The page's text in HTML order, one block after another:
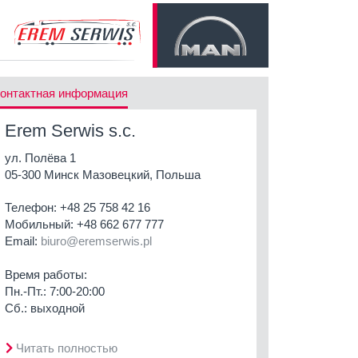
информация
Erem Serwis s.c.
ул. Полёва 1
05-300 Минск Мазовецкий, Польша
Телефон: +48 25 758 42 16
Мобильный: +48 662 677 777
Email: biuro@eremserwis.pl
Время работы:
Пн.-Пт.: 7:00-20:00
Сб.: выходной
Читать полностью